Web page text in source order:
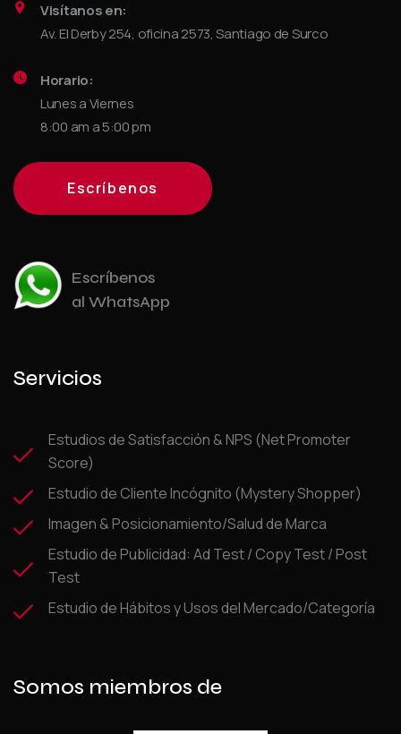
Visítanos en:
Av. El Derby 254, oficina 2573, Santiago de Surco
Horario:
Lunes a Viernes
8:00 am a 5:00 pm
Escríbenos
Escríbenos
al WhatsApp
Servicios
Estudios de Satisfacción & NPS (Net Promoter
Score)
Estudio de Cliente Incógnito (Mystery Shopper)
Imagen & Posicionamiento/Salud de Marca
Estudio de Publicidad: Ad Test / Copy Test / Post
Test
Estudio de Hábitos y Usos del Mercado/Categoría
Somos miembros de